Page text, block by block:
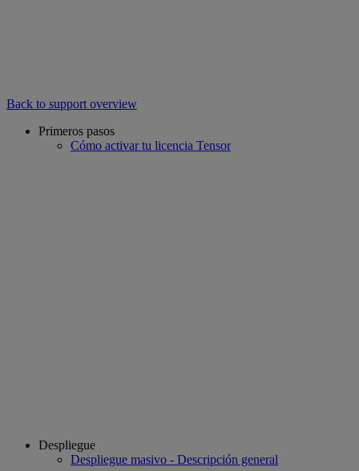
Back to support overview
Primeros pasos
Cómo activar tu licencia Tensor
Despliegue
Despliegue masivo - Descripción general